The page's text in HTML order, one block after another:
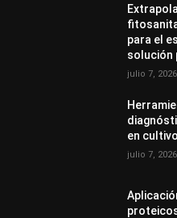
para el
solución
julio 7, 2026
en
julio 7, 2026